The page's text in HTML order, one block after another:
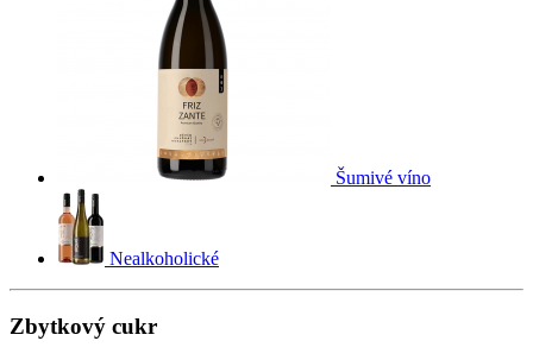
Šumivé víno
Nealkoholické
Zbytkový cukr